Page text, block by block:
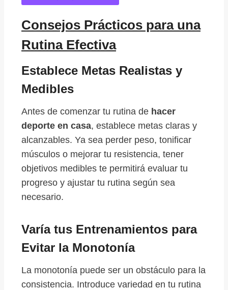
Consejos Prácticos para una
Rutina Efectiva
Establece Metas Realistas y
Medibles
Antes de comenzar tu rutina de hacer
deporte en casa, establece metas claras y
alcanzables. Ya sea perder peso, tonificar
músculos o mejorar tu resistencia, tener
objetivos medibles te permitirá evaluar tu
progreso y ajustar tu rutina según sea
necesario.
Varía tus Entrenamientos para
Evitar la Monotonía
La monotonía puede ser un obstáculo para la
consistencia. Introduce variedad en tu rutina